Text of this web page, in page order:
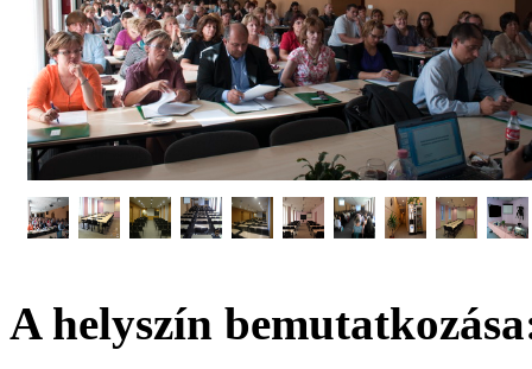
A helyszín